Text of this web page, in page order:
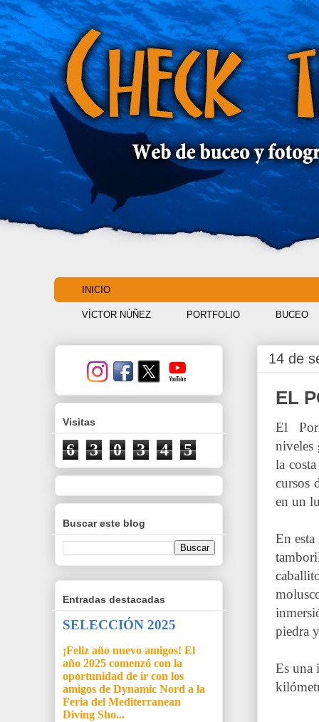
INICIO
VÍCTOR NÚÑEZ PORTFOLIO BUCEO
14 de
EL
El
niveles
la
cursos
en un
En
piedra
Es una
Visitas
6 3 0 3 4 5
Buscar este blog
Entradas destacadas
SELECCIÓN 2025
¡Feliz año nuevo amigos! El
año 2025 comenzó con la
oportunidad de ir con los
amigos de Dynamic Nord a la
Feria del Mediterranean
Diving Sho...